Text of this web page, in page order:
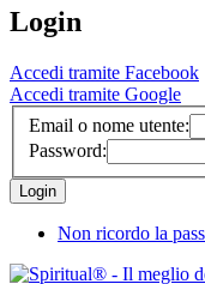
Login
Accedi tramite Facebook
Accedi tramite Google
Email o nome utente:
Password:
Non ricordo la